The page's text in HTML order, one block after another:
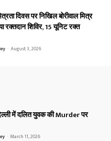
दिवस पर निखिल बोरीवाल मित्र
रक्तदान शिविर, 15 यूनिट रक्त
- August 3, 2026
में दलित युवक की Murder पर
- March 11, 2026